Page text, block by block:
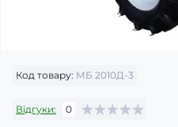
Код товару: МБ 2010Д-3
Відгуки: 0